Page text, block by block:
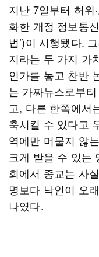
지난 7일부터 허위
화한 개정 정보통
법’)이 시행됐다.
지라는 두 가지 가
인가를 놓고 찬반
는 가짜뉴스로부
고, 다른 한쪽에서
축시킬 수 있다고
역에만 머물지 않
크게 받을 수 있는
회에서 종교는 사
명보다 낙인이 오
나였다.